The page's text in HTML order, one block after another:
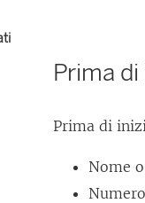
Prima di
Prima di
Nome